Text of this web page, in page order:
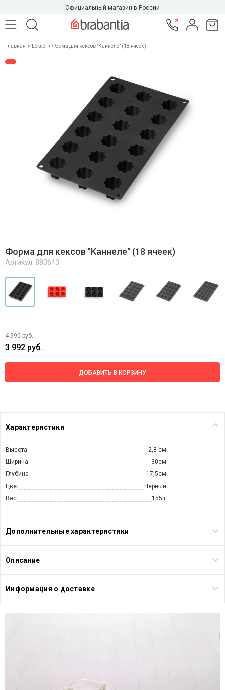
Официальный магазин в России
Главная Lekue Форма для кексов "Каннеле" (18 ячеек)
Форма для кексов "Каннеле" (18 ячеек)
Артикул: 880643
4 990 руб.
3 992 руб.
ДОБАВИТЬ В КОРЗИНУ
Характеристики
Высота
2,8 см
Ширина
30см
Глубина
17,5см
Цвет
Черный
Вес
155 г
Дополнительные характеристики
Описание
Информация о доставке